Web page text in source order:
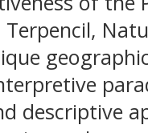
Terpencil,
descriptive